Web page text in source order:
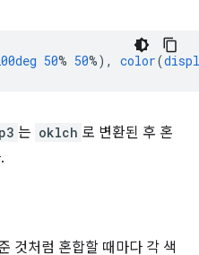
50% 50%), color(
는 oklch 로 변환된 후 혼
것처럼 혼합할 때마다 각 색